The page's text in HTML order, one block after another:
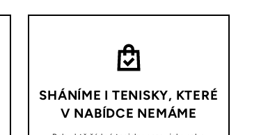
SHÁNÍME I TENISKY, KTERÉ
V NABÍDCE NEMÁME